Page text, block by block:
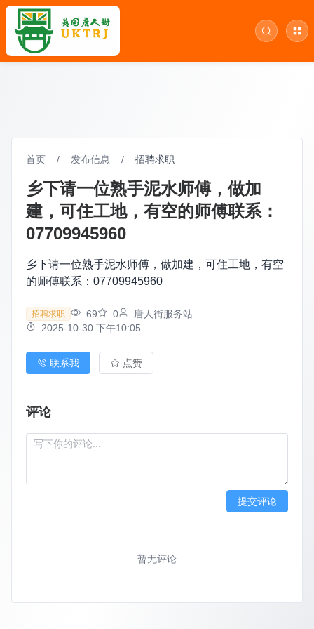
首页 / 发布信息 / 招聘求职
乡下请一位熟手泥水师傅，做加
建，可住工地，有空的师傅联系：
07709945960
乡下请一位熟手泥水师傅，做加建，可住工地，有空
的师傅联系：07709945960
招聘求职 69 0
唐人街服务站
2025-10-30 下午10:05
联系我 点赞
评论
提交评论
暂无评论